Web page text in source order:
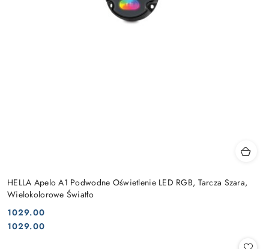
HELLA Apelo A1 Podwodne Oświetlenie LED RGB, Tarcza Szara,
Wielokolorowe Światło
Cena:
1029.00
Cena:
1029.00